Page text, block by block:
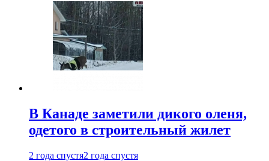
В Канаде заметили дикого оленя,
одетого в строительный жилет
2 года спустя2 года спустя